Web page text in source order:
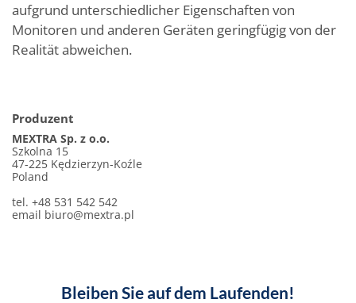
aufgrund unterschiedlicher Eigenschaften von
Monitoren und anderen Geräten geringfügig von der
Realität abweichen.
Produzent
MEXTRA Sp. z o.o.
Szkolna 15
47-225 Kędzierzyn-Koźle
Poland
tel. +48 531 542 542
email biuro@mextra.pl
Bleiben Sie auf dem Laufenden!